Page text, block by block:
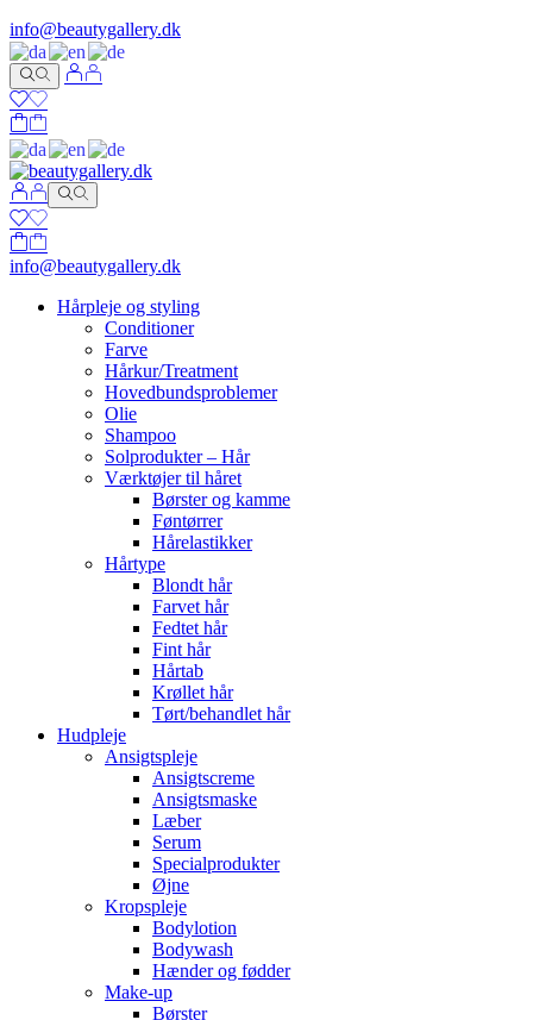
info@beautygallery.dk
info@beautygallery.dk
Hårpleje og styling
Conditioner
Farve
Hårkur/Treatment
Hovedbundsproblemer
Olie
Shampoo
Solprodukter – Hår
Værktøjer til håret
Børster og kamme
Føntørrer
Hårelastikker
Hårtype
Blondt hår
Farvet hår
Fedtet hår
Fint hår
Hårtab
Krøllet hår
Tørt/behandlet hår
Hudpleje
Ansigtspleje
Ansigtscreme
Ansigtsmaske
Læber
Serum
Specialprodukter
Øjne
Kropspleje
Bodylotion
Bodywash
Hænder og fødder
Make-up
Børster